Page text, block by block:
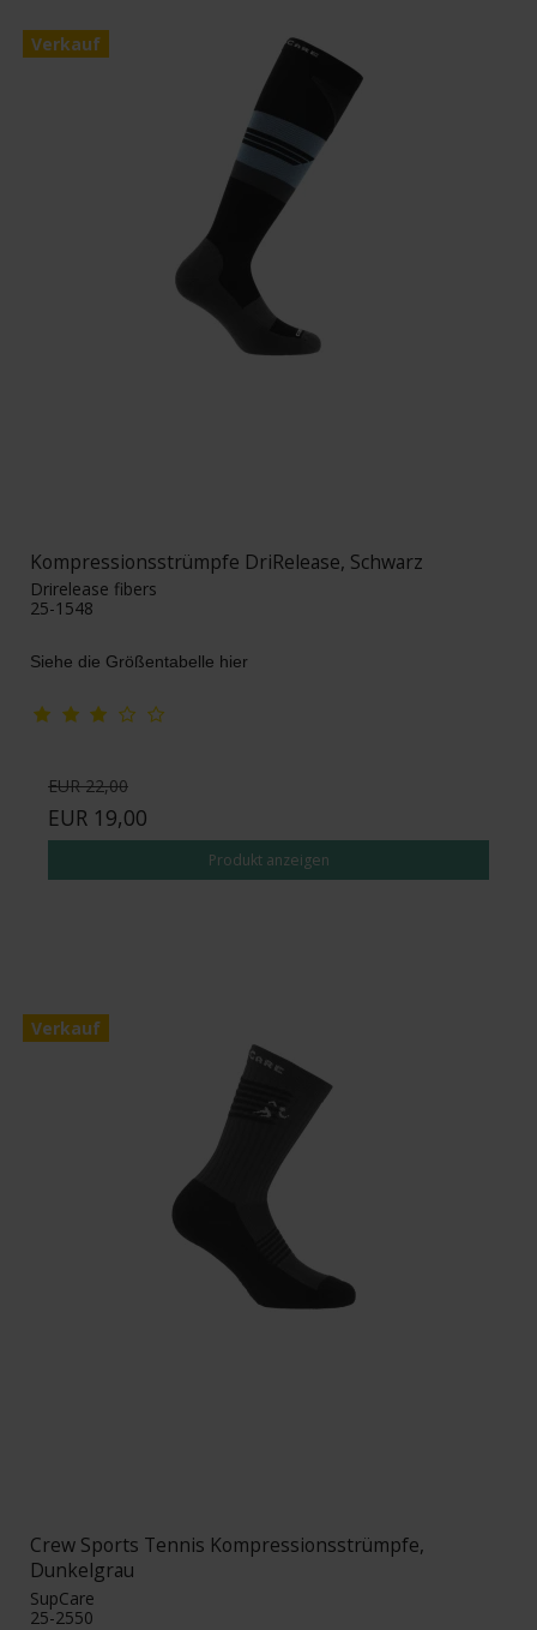
Verkauf
Kompressionsstrümpfe DriRelease, Schwarz
Drirelease fibers
25-1548
Siehe die Größentabelle hier
EUR 22,00
EUR 19,00
Produkt anzeigen
Verkauf
Crew Sports Tennis Kompressionsstrümpfe,
Dunkelgrau
SupCare
25-2550